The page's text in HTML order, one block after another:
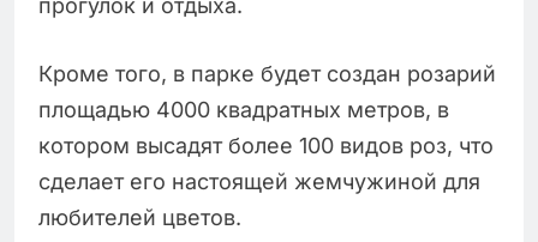
прогулок и отдыха.
Кроме того, в парке будет создан розарий
площадью 4000 квадратных метров, в
котором высадят более 100 видов роз, что
сделает его настоящей жемчужиной для
любителей цветов.